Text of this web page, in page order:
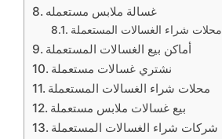
غسالة ملابس مستعمله
محلات شراء الغسالات المستعملة
أماكن بيع الغسالات المستعملة
نشتري غسالات مستعملة
محلات شراء الغسالات المستعملة
بيع غسالات ملابس مستعملة
شركات شراء الغسالات المستعملة